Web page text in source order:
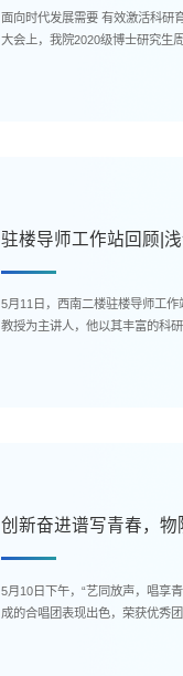
面向时代发展需要 有效激活科研育人全要素 鼓励青年学子立下科研报国的志向 顶天立地做科研 培根铸魂育人才 2023年5月11日的第二届全国超材料
大会上，我院2020级博士研究生
驻楼导师工作站回顾|
5月11日，西南二楼驻楼导师工
教授为主讲人，他以其丰富的科
创新奋进谱写青春，物
5月10日下午，“艺同放声，唱享